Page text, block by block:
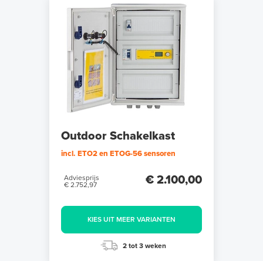
Outdoor Schakelkast
incl. ETO2 en ETOG-56 sensoren
Adviesprijs
€ 2.752,97
€ 2.100,00
KIES UIT MEER VARIANTEN
2 tot 3 weken